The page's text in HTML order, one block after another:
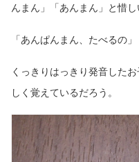
んまん」「あんまん」と惜し
「あんぱんまん、たべるの」
くっきりはっきり発音した
しく覚えているだろう。